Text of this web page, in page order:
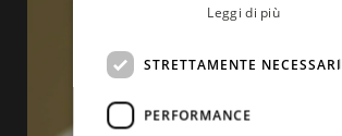
Leggi di più
STRETTAMENTE NECESSARI
PERFORMANCE